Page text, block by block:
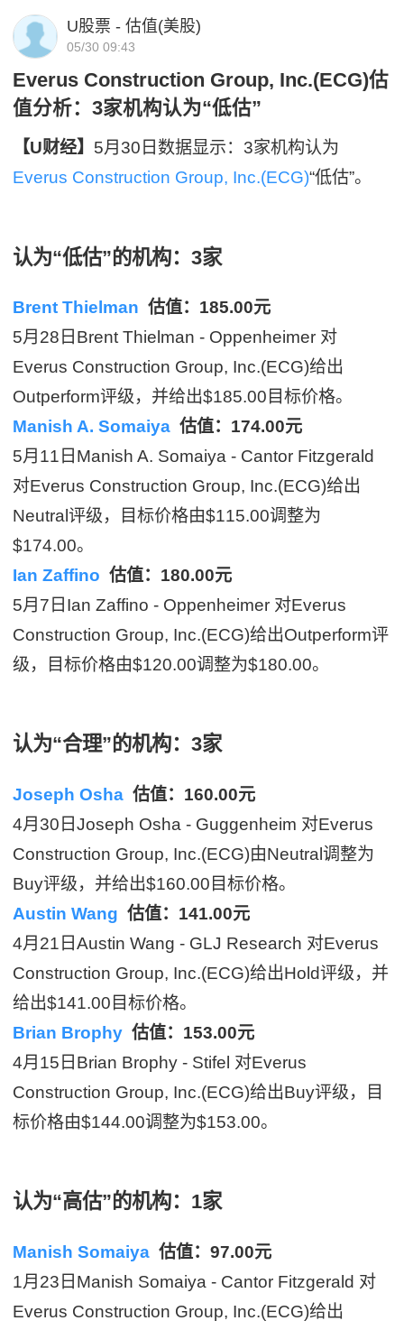
U股票 - 估值(美股)
05/30 09:43
Everus Construction Group, Inc.(ECG)估
值分析：3家机构认为“低估”
【U财经】 5月30日数据显示：3家机构认为
Everus Construction Group, Inc.(ECG)“低估”。
认为“低估”的机构：3家
Brent Thielman 估值：185.00元
5月28日Brent Thielman - Oppenheimer 对
Everus Construction Group, Inc.(ECG)给出
Outperform评级，并给出$185.00目标价格。
Manish A. Somaiya 估值：174.00元
5月11日Manish A. Somaiya - Cantor Fitzgerald
对Everus Construction Group, Inc.(ECG)给出
Neutral评级，目标价格由$115.00调整为
$174.00。
Ian Zaffino 估值：180.00元
5月7日Ian Zaffino - Oppenheimer 对Everus
Construction Group, Inc.(ECG)给出Outperform评
级，目标价格由$120.00调整为$180.00。
认为“合理”的机构：3家
Joseph Osha 估值：160.00元
4月30日Joseph Osha - Guggenheim 对Everus
Construction Group, Inc.(ECG)由Neutral调整为
Buy评级，并给出$160.00目标价格。
Austin Wang 估值：141.00元
4月21日Austin Wang - GLJ Research 对Everus
Construction Group, Inc.(ECG)给出Hold评级，并
给出$141.00目标价格。
Brian Brophy 估值：153.00元
4月15日Brian Brophy - Stifel 对Everus
Construction Group, Inc.(ECG)给出Buy评级，目
标价格由$144.00调整为$153.00。
认为“高估”的机构：1家
Manish Somaiya 估值：97.00元
1月23日Manish Somaiya - Cantor Fitzgerald 对
Everus Construction Group, Inc.(ECG)给出